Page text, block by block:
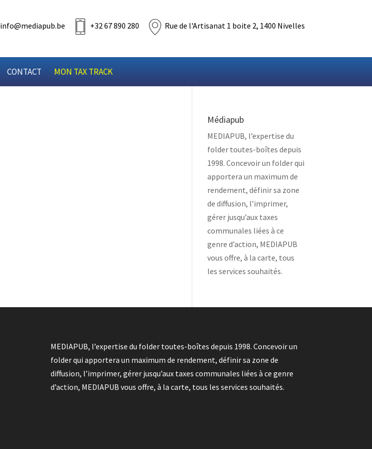
info@mediapub.be +32 67 890 280 Rue de l'Artisanat 1 boite 2, 1400 Nivelles
CONTACT MON TAX TRACK
Médiapub
MEDIAPUB, l’expertise du
folder toutes-boîtes depuis
1998. Concevoir un folder qui
apportera un maximum de
rendement, définir sa zone
de diffusion, l’imprimer,
gérer jusqu’aux taxes
communales liées à ce
genre d’action, MEDIAPUB
vous offre, à la carte, tous
les services souhaités.
MEDIAPUB, l’expertise du folder toutes-boîtes depuis 1998. Concevoir un
folder qui apportera un maximum de rendement, définir sa zone de
diffusion, l’imprimer, gérer jusqu’aux taxes communales liées à ce genre
d’action, MEDIAPUB vous offre, à la carte, tous les services souhaités.